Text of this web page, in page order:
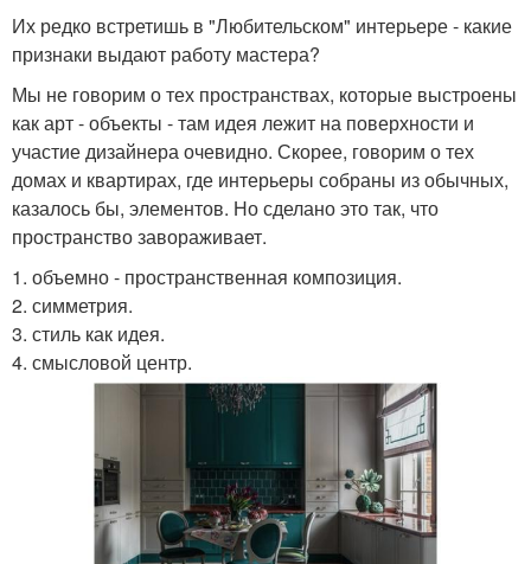
Их редко встретишь в "Любительском" интерьере - какие
признаки выдают работу мастера?
Мы не говорим о тех пространствах, которые выстроены
как арт - объекты - там идея лежит на поверхности и
участие дизайнера очевидно. Скорее, говорим о тех
домах и квартирах, где интерьеры собраны из обычных,
казалось бы, элементов. Но сделано это так, что
пространство завораживает.
1. объемно - пространственная композиция.
2. симметрия.
3. стиль как идея.
4. смысловой центр.